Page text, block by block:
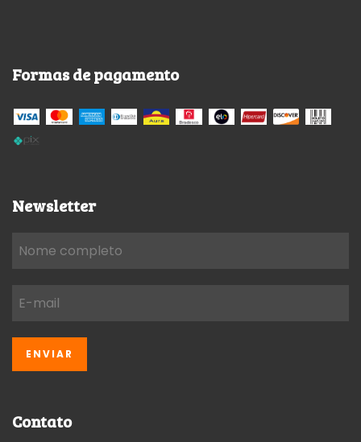
Formas de pagamento
Newsletter
Contato